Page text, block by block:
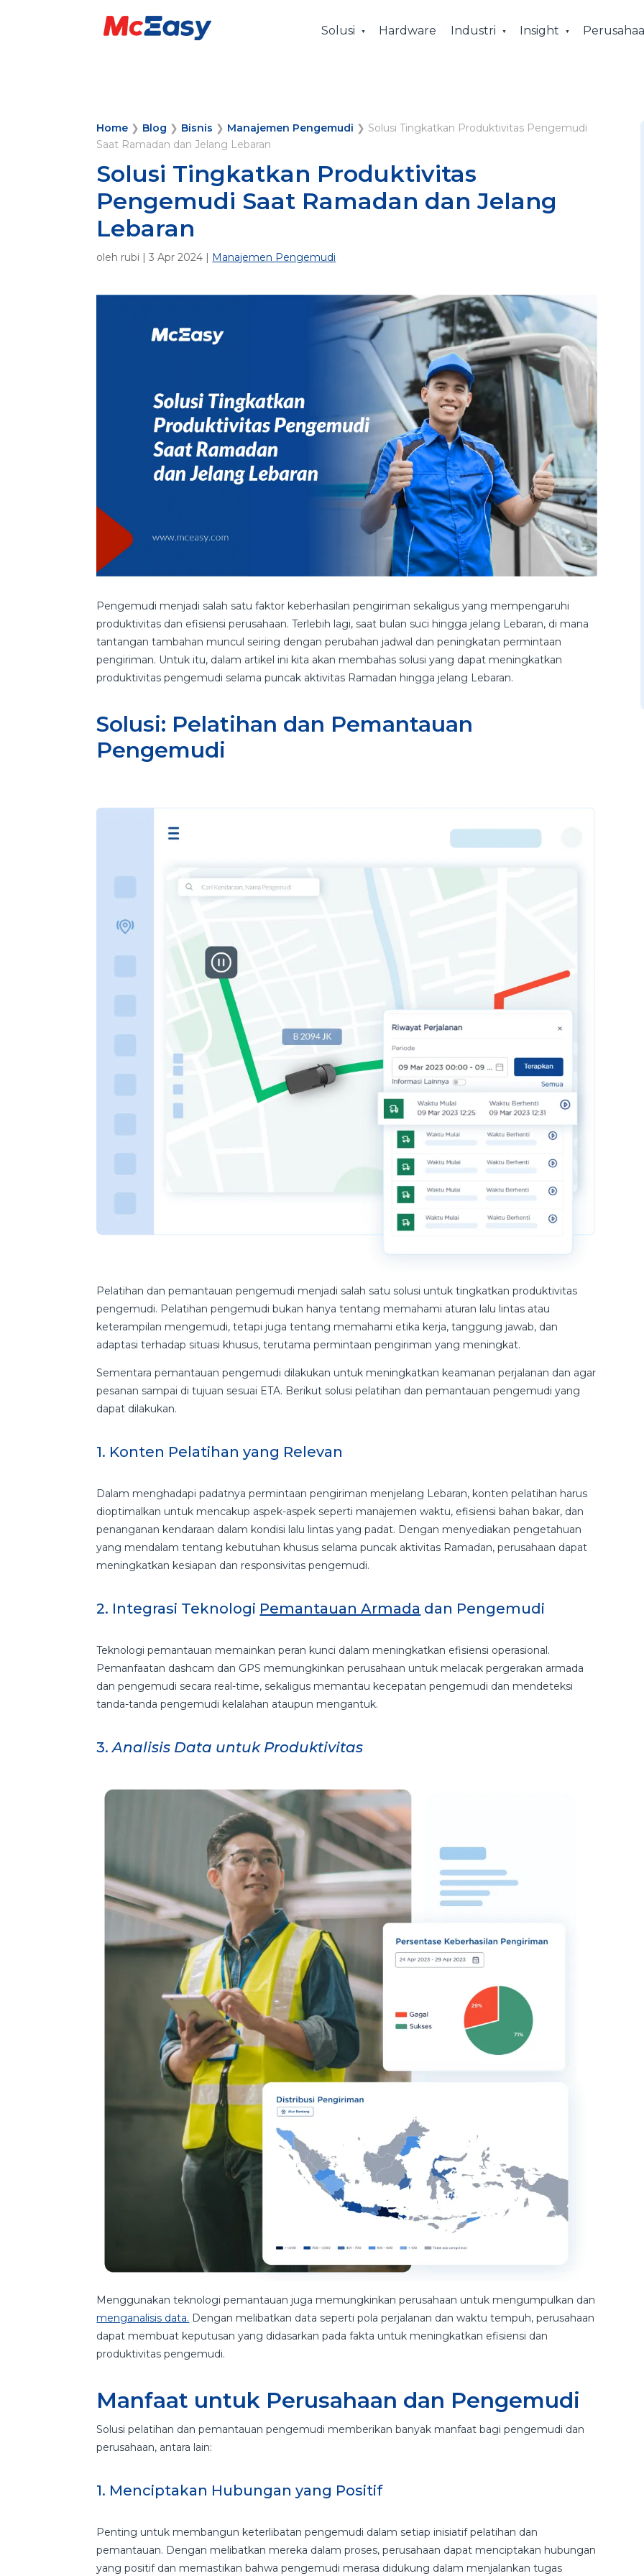
Solusi Hardware Industri Insight
Home ❯ Blog ❯ Bisnis ❯ Manajemen Pengemudi ❯ Solusi Tingkatkan Produktivitas Pengemudi
Saat Ramadan dan Jelang Lebaran
Solusi Tingkatkan Produktivitas
Pengemudi Saat Ramadan dan Jelang
Lebaran
oleh rubi |3 Apr 2024 | Manajemen Pengemudi
Pengemudi menjadi salah satu faktor keberhasilan pengiriman sekaligus yang mempengaruhi
produktivitas dan efisiensi perusahaan. Terlebih lagi, saat bulan suci hingga jelang Lebaran, di mana
tantangan tambahan muncul seiring dengan perubahan jadwal dan peningkatan permintaan
pengiriman. Untuk itu, dalam artikel ini kita akan membahas solusi yang dapat meningkatkan
produktivitas pengemudi selama puncak aktivitas Ramadan hingga jelang Lebaran.
Solusi: Pelatihan dan Pemantauan
Pengemudi
Pelatihan dan pemantauan pengemudi menjadi salah satu solusi untuk tingkatkan produktivitas
pengemudi. Pelatihan pengemudi bukan hanya tentang memahami aturan lalu lintas atau
keterampilan mengemudi, tetapi juga tentang memahami etika kerja, tanggung jawab, dan
adaptasi terhadap situasi khusus, terutama permintaan pengiriman yang meningkat.
Sementara pemantauan pengemudi dilakukan untuk meningkatkan keamanan perjalanan dan agar
pesanan sampai di tujuan sesuai ETA. Berikut solusi pelatihan dan pemantauan pengemudi yang
dapat dilakukan.
1. Konten Pelatihan yang Relevan
Dalam menghadapi padatnya permintaan pengiriman menjelang Lebaran, konten pelatihan harus
dioptimalkan untuk mencakup aspek-aspek seperti manajemen waktu, efisiensi bahan bakar, dan
penanganan kendaraan dalam kondisi lalu lintas yang padat. Dengan menyediakan pengetahuan
yang mendalam tentang kebutuhan khusus selama puncak aktivitas Ramadan, perusahaan dapat
meningkatkan kesiapan dan responsivitas pengemudi.
2. Integrasi Teknologi Pemantauan Armada dan Pengemudi
Teknologi pemantauan memainkan peran kunci dalam meningkatkan efisiensi operasional.
Pemanfaatan dashcam dan GPS memungkinkan perusahaan untuk melacak pergerakan armada
dan pengemudi secara real-time, sekaligus memantau kecepatan pengemudi dan mendeteksi
tanda-tanda pengemudi kelalahan ataupun mengantuk.
3.Analisis Data untuk Produktivitas
Menggunakan teknologi pemantauan juga memungkinkan perusahaan untuk mengumpulkan dan
menganalisis data. Dengan melibatkan data seperti pola perjalanan dan waktu tempuh, perusahaan
dapat membuat keputusan yang didasarkan pada fakta untuk meningkatkan efisiensi dan
produktivitas pengemudi.
Manfaat untuk Perusahaan dan Pengemudi
Solusi pelatihan dan pemantauan pengemudi memberikan banyak manfaat bagi pengemudi dan
perusahaan, antara lain:
1. Menciptakan Hubungan yang Positif
Penting untuk membangun keterlibatan pengemudi dalam setiap inisiatif pelatihan dan
pemantauan. Dengan melibatkan mereka dalam proses, perusahaan dapat menciptakan hubungan
yang positif dan memastikan bahwa pengemudi merasa didukung dalam menjalankan tugas